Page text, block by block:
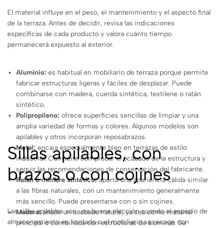
El material influye en el peso, el mantenimiento y el aspecto final
de la terraza. Antes de decidir, revisa las indicaciones
específicas de cada producto y valora cuánto tiempo
permanecerá expuesto al exterior.
Aluminio: es habitual en mobiliario de terraza porque permite
fabricar estructuras ligeras y fáciles de desplazar. Puede
combinarse con madera, cuerda sintética, textilene o ratán
sintético.
Polipropileno: ofrece superficies sencillas de limpiar y una
amplia variedad de formas y colores. Algunos modelos son
apilables y otros incorporan reposabrazos.
Metal: encaja especialmente bien en terrazas de estilo
industrial. Conviene comprobar el acabado de la estructura y
seguir las recomendaciones de conservación del fabricante.
Ratán o mimbre sintético:aporta una apariencia cálida similar
a las fibras naturales, con un mantenimiento generalmente
más sencillo. Puede presentarse con o sin cojines.
Madera:añade un acabado natural, ya sea como material
principal o combinada con estructuras de aluminio. Su
Sillas apilables, con
brazos o con cojines
Las sillas apilables son una buena elección cuando el espacio de
almacenamiento es limitado o el mobiliario se recoge con